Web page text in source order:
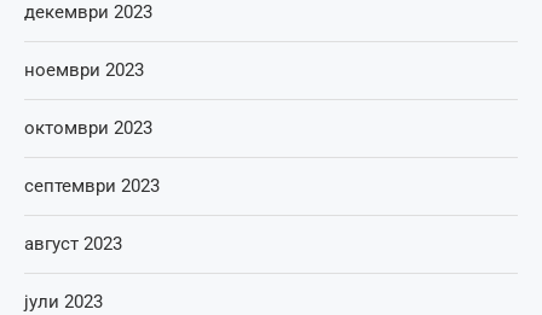
декември 2023
ноември 2023
октомври 2023
септември 2023
август 2023
јули 2023